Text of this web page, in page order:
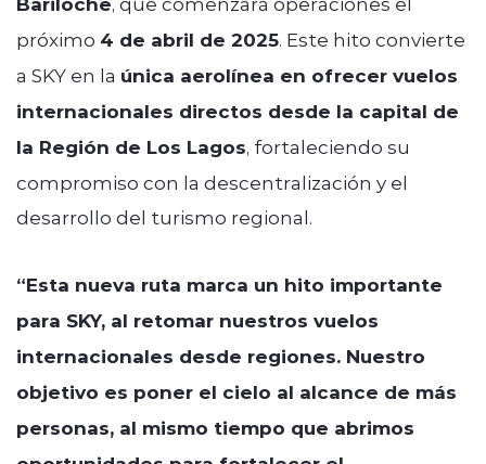
próximo 4 de abril de 2025. Este hito convierte
a SKY en la única aerolínea en ofrecer vuelos
internacionales directos desde la capital de
la Región de Los Lagos, fortaleciendo su
compromiso con la descentralización y el
desarrollo del turismo regional.
“Esta nueva ruta marca un hito importante
para SKY, al retomar nuestros vuelos
internacionales desde regiones. Nuestro
objetivo es poner el cielo al alcance de más
personas, al mismo tiempo que abrimos